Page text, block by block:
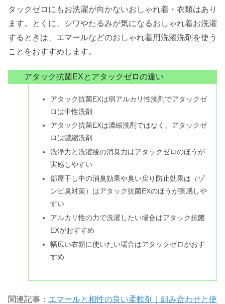
タックゼロにもお洗濯が向かないおしゃれ着・衣類はあり
ます。とくに、シワやたるみが気になるおしゃれ着お洗濯
するときは、エマールなどのおしゃれ着用洗濯洗剤を使う
ことをおすすめします。
アタック抗菌EXとアタックゼロの違い
アタック抗菌EXは弱アルカリ性洗剤でアタックゼ
ロは中性洗剤
アタック抗菌EXは濃縮洗剤ではなく、アタックゼ
ロは濃縮洗剤
洗浄力と洗濯後の消臭力はアタックゼロのほうが
実感しやすい
部屋干し中の消臭効果や臭い戻り防止効果は（ゾ
ンビ臭対策）はアタック抗菌EXのほうが実感しや
すい
アルカリ性の力で洗濯したい場合はアタック抗菌
EXがおすすめ
幅広い衣類に使いたい場合はアタックゼロがおす
すめ
関連記事： エマールと相性の良い柔軟剤｜組み合わせと使